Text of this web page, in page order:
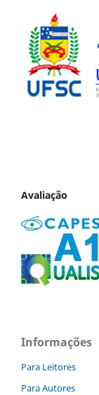
Avaliação
Informações
Para Leitores
Para Autores